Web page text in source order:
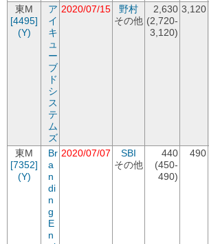
東M
[4495]
(Y)
ア
イ
キ
ュ
ー
ブ
ド
シ
ス
テ
ム
ズ
2020/07/15
野村
その他
2,630
(2,720-
3,120)
3,120
東M
[7352]
(Y)
Br
a
n
di
n
g
E
n
2020/07/07
SBI
その他
440
(450-
490)
490